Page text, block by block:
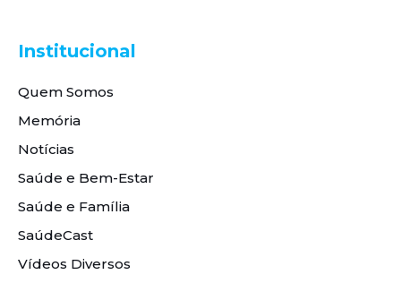
Institucional
Quem Somos
Memória
Notícias
Saúde e Bem-Estar
Saúde e Família
SaúdeCast
Vídeos Diversos